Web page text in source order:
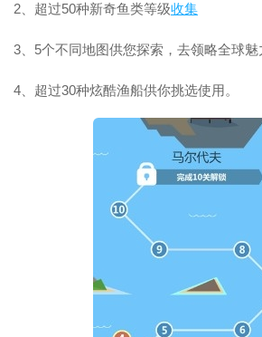
2、超过50种新奇鱼类等级收集
3、5个不同地图供您探索，去领略全球魅
4、超过30种炫酷渔船供你挑选使用。